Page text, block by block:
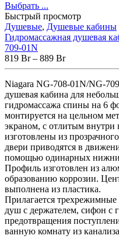
Выбрать ...
Быстрый просмотр
Душевые, Душевые кабины
Гидромассажная душевая
709-01N
819 Br– 889 Br
Niagara NG-708-01N/NG-
душевая кабина для
гидромассажа спины на 6
монтируется на цельном
экраном, с отлитым
изготовлены из
двери приводятся в
помощью одинарных
Профиль изготовлен из
образованию коррозии.
выполнена из пластика.
Прилагается
душ с держателем, сифон с
предотвращения
ванную комнату из